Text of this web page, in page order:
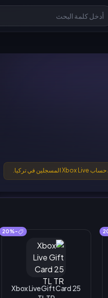
-20%
Xbox Live Gift Card 25